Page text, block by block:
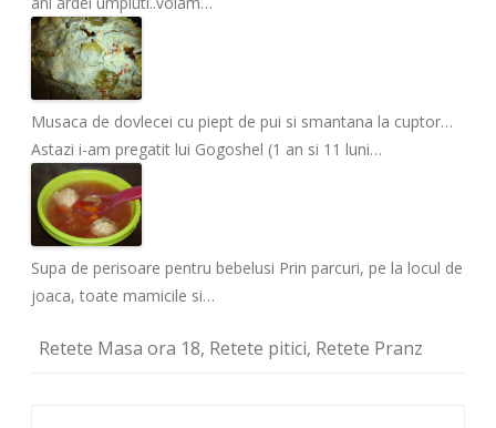
Musaca de dovlecei cu piept de pui si smantana la cuptor…
Astazi i-am pregatit lui Gogoshel (1 an si 11 luni…
Supa de perisoare pentru bebelusi Prin parcuri, pe la locul de
joaca, toate mamicile si…
Retete Masa ora 18, Retete pitici, Retete Pranz